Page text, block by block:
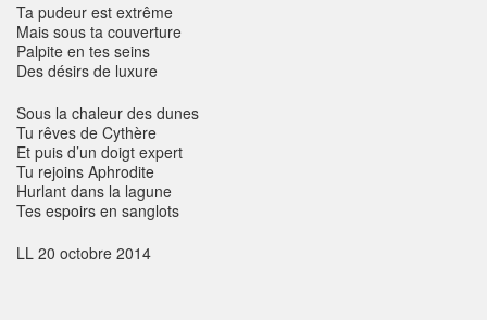
Ta pudeur est extrême
Mais sous ta couverture
Palpite en tes seins
Des désirs de luxure
Sous la chaleur des dunes
Tu rêves de Cythère
Et puis d’un doigt expert
Tu rejoins Aphrodite
Hurlant dans la lagune
Tes espoirs en sanglots
LL 20 octobre 2014